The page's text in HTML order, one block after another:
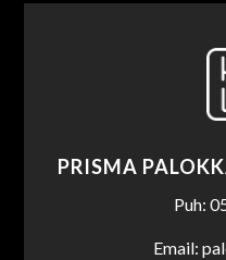
PRISMA
Puh:
Email: